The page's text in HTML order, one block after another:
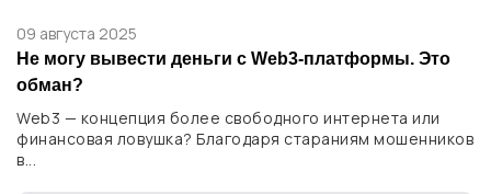
09 августа 2025
Не могу вывести деньги с Web3-платформы. Это
обман?
Web3 — концепция более свободного интернета или
финансовая ловушка? Благодаря стараниям мошенников
в...